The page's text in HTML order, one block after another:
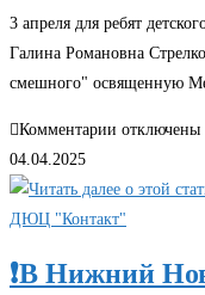
3 апреля для ребят
Галина Романовна
смешного" освященную
Комментарии к
🎉
🪇«От
до
отключены
04.04.2025
ДЮЦ "Контакт"
❗В Нижний